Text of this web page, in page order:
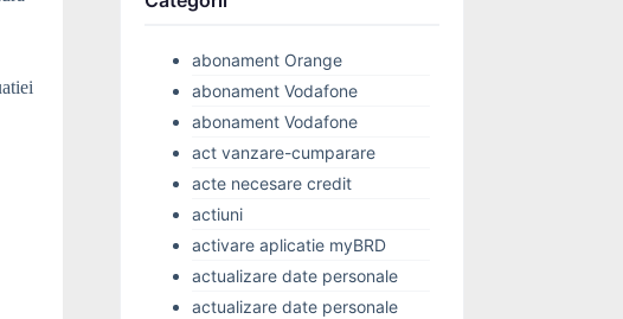
abonament Orange
abonament Vodafone
abonament Vodafone
act vanzare-cumparare
acte necesare credit
actiuni
activare aplicatie myBRD
actualizare date personale
actualizare date personale